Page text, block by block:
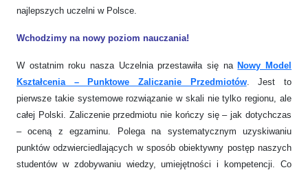
najlepszych uczelni w Polsce.
Wchodzimy na nowy poziom nauczania!
W ostatnim roku nasza Uczelnia przestawiła się na Nowy Model
Kształcenia – Punktowe Zaliczanie Przedmiotów. Jest to
pierwsze takie systemowe rozwiązanie w skali nie tylko regionu, ale
całej Polski. Zaliczenie przedmiotu nie kończy się – jak dotychczas
– oceną z egzaminu. Polega na systematycznym uzyskiwaniu
punktów odzwierciedlających w sposób obiektywny postęp naszych
studentów w zdobywaniu wiedzy, umiejętności i kompetencji. Co